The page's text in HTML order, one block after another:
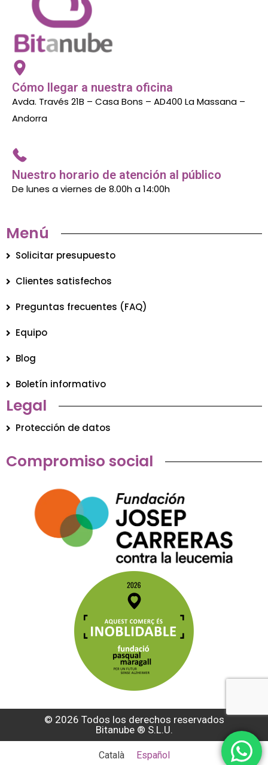
Cómo llegar a nuestra oficina
Avda. Través 21B – Casa Bons – AD400 La Massana –
Andorra
Nuestro horario de atención al público
De lunes a viernes de 8.00h a 14:00h
Menú
Solicitar presupuesto
Clientes satisfechos
Preguntas frecuentes (FAQ)
Equipo
Blog
Boletín informativo
Legal
Protección de datos
Compromiso social
© 2026 Todos los derechos reservados
Bitanube ®️ S.L.U.
Català Español